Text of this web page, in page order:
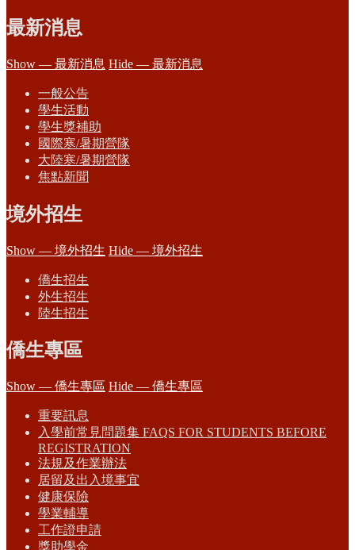
最新消息
Show — 最新消息 Hide — 最新消息
一般公告
學生活動
學生獎補助
國際寒/暑期營隊
大陸寒/暑期營隊
焦點新聞
境外招生
Show — 境外招生 Hide — 境外招生
僑生招生
外生招生
陸生招生
僑生專區
Show — 僑生專區 Hide — 僑生專區
重要訊息
入學前常見問題集 FAQS FOR STUDENTS BEFORE
REGISTRATION
法規及作業辦法
居留及出入境事宜
健康保險
學業輔導
工作證申請
獎助學金